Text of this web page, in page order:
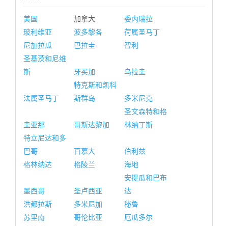
美国 加拿大
委内瑞拉
玻利维亚
波多黎各
荷属圣马丁
尼加拉瓜
巴拉圭
智利
圣基茨和尼维
斯
牙买加 乌拉圭
法属圣马丁
特克斯和凯科
斯群岛
多米尼克
圭亚那 哥斯达黎加
圣文森特和格
林纳丁斯
特立尼达和多
巴哥
百慕大
伯利兹
格林纳达
格陵兰 海地
墨西哥 圣卢西亚
安提瓜和巴布
达
洪都拉斯
多米尼加
秘鲁
苏里南
哥伦比亚
厄瓜多尔